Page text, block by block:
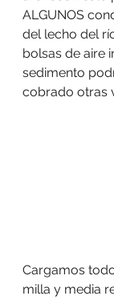
ALGUNOS
del lecho del
bolsas de aire
sedimento
cobrado otras
Cargamos
milla y media